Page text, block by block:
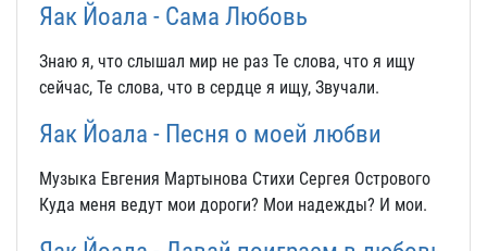
Яак Йоала - Сама Любовь
Знаю я, что слышал мир не раз Те слова, что я ищу
сейчас, Те слова, что в сердце я ищу, Звучали.
Яак Йоала - Песня о моей любви
Музыка Евгения Мартынова Стихи Сергея Острового
Куда меня ведут мои дороги? Мои надежды? И мои.